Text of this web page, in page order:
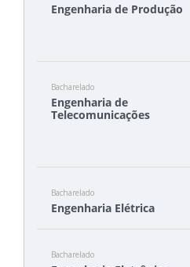
Engenharia de Produção
Bacharelado
Engenharia de
Telecomunicações
Bacharelado
Engenharia Elétrica
Bacharelado